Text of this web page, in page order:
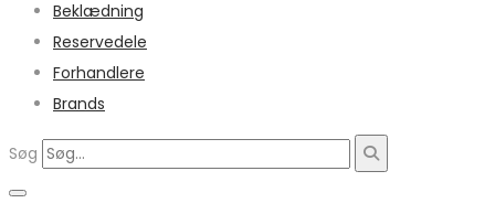
Beklædning
Reservedele
Forhandlere
Brands
Søg